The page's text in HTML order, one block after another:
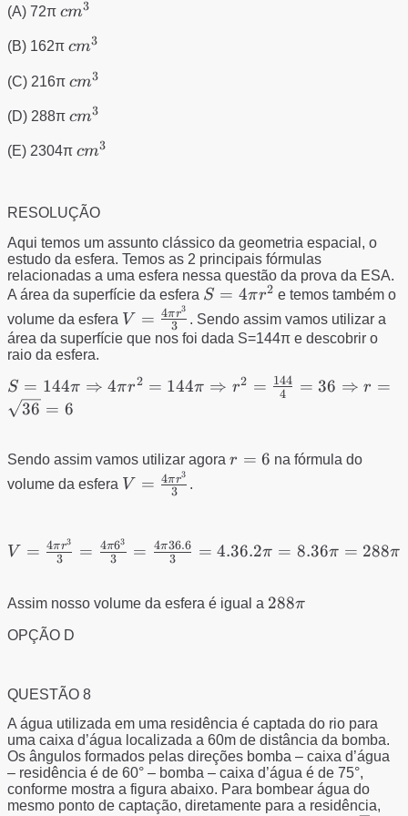
(A) 72π cm^{3}
cm3
(B) 162π cm^{3}
cm3
(C) 216π cm^{3}
cm3
(D) 288π cm^{3}
cm3
(E) 2304π cm^{3}
cm3
RESOLUÇÃO
Aqui temos um assunto clássico da geometria espacial, o
estudo da esfera. Temos as 2 principais fórmulas
relacionadas a uma esfera nessa questão da prova da ESA.
A área da superfície da esfera S=4\pi
r^{2}
S = 4πr2 e temos também o
volume da esfera V=\frac{4\pi
r^{3}}{3}
V = 3
4πr3
. Sendo assim vamos utilizar a
área da superfície que nos foi dada S=144π e descobrir o
raio da esfera.
S=144π\Rightarrow
4\pi r^{2}=144\pi
r^{2}=\frac{144}
{4}=36
\Rightarrow
S = 144π ⇒ 4πr2 = 144π ⇒ r2 = 4
144 = 36 ⇒ r =
36 = 6
Sendo assim vamos utilizar agora r=6
r = 6 na fórmula do
volume da esfera V=\frac{4\pi
r^{3}}{3}
V = 3
4πr3
.
V=\frac{4\pi r^{3}}
{3}=\frac{4\pi 6^{3}}
{3}=4.36.2\pi=8.36\pi=288\pi
V = 3
4πr3 = 3
4π63 = 3
4π36.6 = 4.36.2π = 8.36π = 288π
Assim nosso volume da esfera é igual a 288\pi
288π
OPÇÃO D
QUESTÃO 8
A água utilizada em uma residência é captada do rio para
uma caixa d’água localizada a 60m de distância da bomba.
Os ângulos formados pelas direções bomba – caixa d’água
– residência é de 60° – bomba – caixa d’água é de 75°,
conforme mostra a figura abaixo. Para bombear água do
mesmo ponto de captação, diretamente para a residência,